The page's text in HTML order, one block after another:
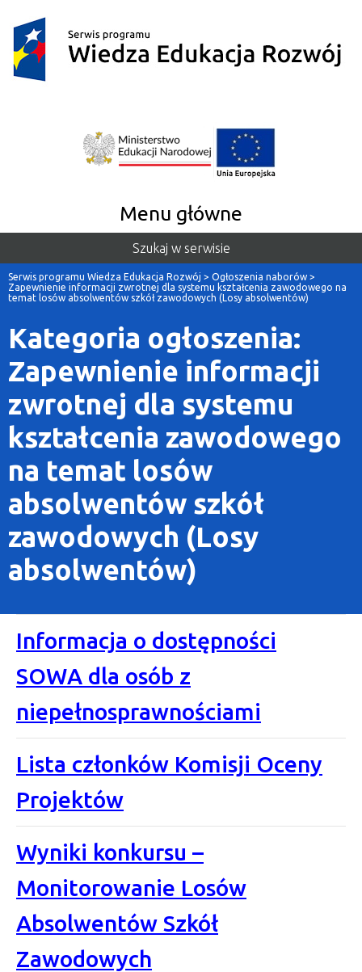
Menu główne
Szukaj w serwisie
Serwis programu Wiedza Edukacja Rozwój > Ogłoszenia naborów >
Zapewnienie informacji zwrotnej dla systemu kształcenia zawodowego na
temat losów absolwentów szkół zawodowych (Losy absolwentów)
Kategoria ogłoszenia:
Zapewnienie informacji
zwrotnej dla systemu
kształcenia zawodowego
na temat losów
absolwentów szkół
zawodowych (Losy
absolwentów)
Informacja o dostępności
SOWA dla osób z
niepełnosprawnościami
Lista członków Komisji Oceny
Projektów
Wyniki konkursu –
Monitorowanie Losów
Absolwentów Szkół
Zawodowych